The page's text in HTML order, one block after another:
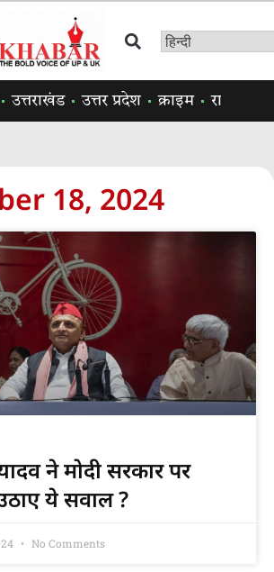
उत्तराखंड उत्तर प्रदेश क्राइम राजनीति
18, 2024
ने मोदी सरकार पर
ये सवाल ?
No Comments